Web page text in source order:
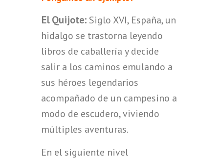
El Quijote: Siglo XVI, España, un
hidalgo se trastorna leyendo
libros de caballería y decide
salir a los caminos emulando a
sus héroes legendarios
acompañado de un campesino a
modo de escudero, viviendo
múltiples aventuras.
En el siguiente nivel